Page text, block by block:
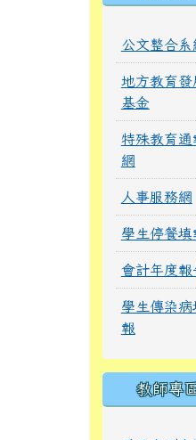
公文整合系
地方教育發
基金
特殊教育通
網
人事服務網
學生停餐填
會計年度報
學生傳染病
報
教師專